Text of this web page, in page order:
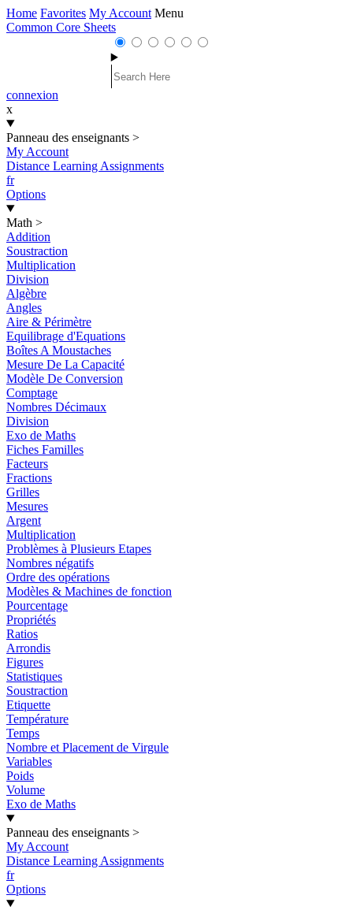
Home Favorites My Account Menu
Common Core Sheets
connexion
x
Panneau des enseignants >
My Account
Distance Learning Assignments
fr
Options
Math >
Addition
Soustraction
Multiplication
Division
Algèbre
Angles
Aire & Périmètre
Equilibrage d'Equations
Boîtes A Moustaches
Mesure De La Capacité
Modèle De Conversion
Comptage
Nombres Décimaux
Division
Exo de Maths
Fiches Familles
Facteurs
Fractions
Grilles
Mesures
Argent
Multiplication
Problèmes à Plusieurs Etapes
Nombres négatifs
Ordre des opérations
Modèles & Machines de fonction
Pourcentage
Propriétés
Ratios
Arrondis
Figures
Statistiques
Soustraction
Etiquette
Température
Temps
Nombre et Placement de Virgule
Variables
Poids
Volume
Exo de Maths
Panneau des enseignants >
My Account
Distance Learning Assignments
fr
Options